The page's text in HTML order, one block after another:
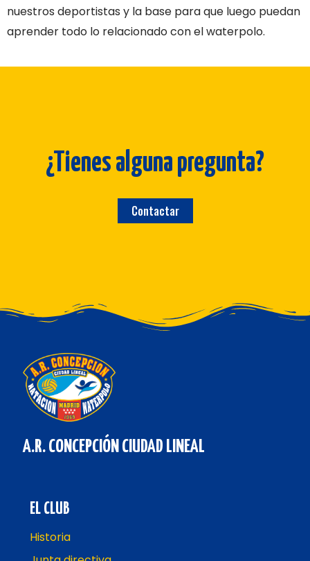
nuestros deportistas y la base para que luego puedan
aprender todo lo relacionado con el waterpolo.
¿Tienes alguna pregunta?
Contactar
A.R. CONCEPCIÓN CIUDAD LINEAL
EL CLUB
Historia